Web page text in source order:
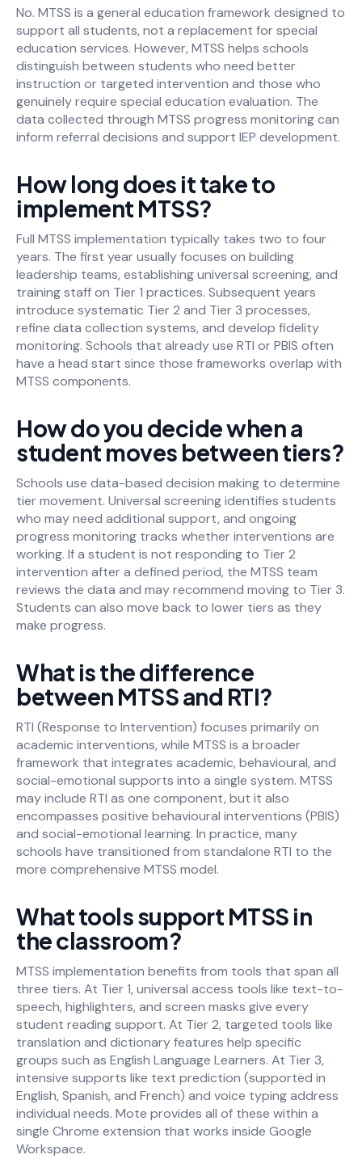
No. MTSS is a general education framework designed to
support all students, not a replacement for special
education services. However, MTSS helps schools
distinguish between students who need better
instruction or targeted intervention and those who
genuinely require special education evaluation. The
data collected through MTSS progress monitoring can
inform referral decisions and support IEP development.
How long does it take to
implement MTSS?
Full MTSS implementation typically takes two to four
years. The first year usually focuses on building
leadership teams, establishing universal screening, and
training staff on Tier 1 practices. Subsequent years
introduce systematic Tier 2 and Tier 3 processes,
refine data collection systems, and develop fidelity
monitoring. Schools that already use RTI or PBIS often
have a head start since those frameworks overlap with
MTSS components.
How do you decide when a
student moves between tiers?
Schools use data-based decision making to determine
tier movement. Universal screening identifies students
who may need additional support, and ongoing
progress monitoring tracks whether interventions are
working. If a student is not responding to Tier 2
intervention after a defined period, the MTSS team
reviews the data and may recommend moving to Tier 3.
Students can also move back to lower tiers as they
make progress.
What is the difference
between MTSS and RTI?
RTI (Response to Intervention) focuses primarily on
academic interventions, while MTSS is a broader
framework that integrates academic, behavioural, and
social-emotional supports into a single system. MTSS
may include RTI as one component, but it also
encompasses positive behavioural interventions (PBIS)
and social-emotional learning. In practice, many
schools have transitioned from standalone RTI to the
more comprehensive MTSS model.
What tools support MTSS in
the classroom?
MTSS implementation benefits from tools that span all
three tiers. At Tier 1, universal access tools like text-to-
speech, highlighters, and screen masks give every
student reading support. At Tier 2, targeted tools like
translation and dictionary features help specific
groups such as English Language Learners. At Tier 3,
intensive supports like text prediction (supported in
English, Spanish, and French) and voice typing address
individual needs. Mote provides all of these within a
single Chrome extension that works inside Google
Workspace.